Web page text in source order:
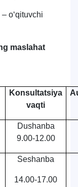
o‘qituvchi
maslahat
Konsultatsiya
vaqti
Dushanba
9.00-12.00
Seshanba
14.00-17.00